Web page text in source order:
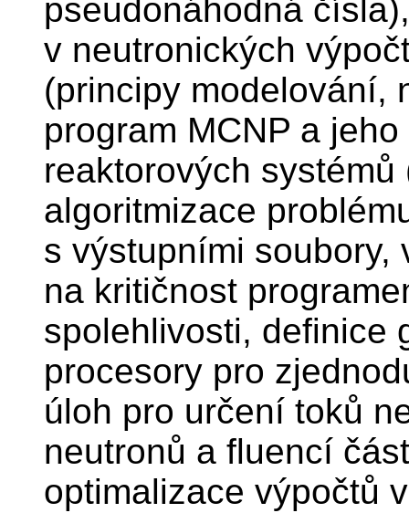
pseudonáhodná
v neutronických
(principy modelování,
program MCNP a
reaktorových systémů
algoritmizace
s výstupními
na kritičnost
spolehlivosti, definice
procesory pro
úloh pro určení toků
neutronů a fluencí
optimalizace výpočtů